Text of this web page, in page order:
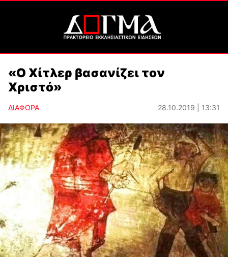
«Ο Χίτλερ βασανίζει τον
Χριστό»
ΔΙΑΦΟΡΑ 28.10.2019 | 13:31